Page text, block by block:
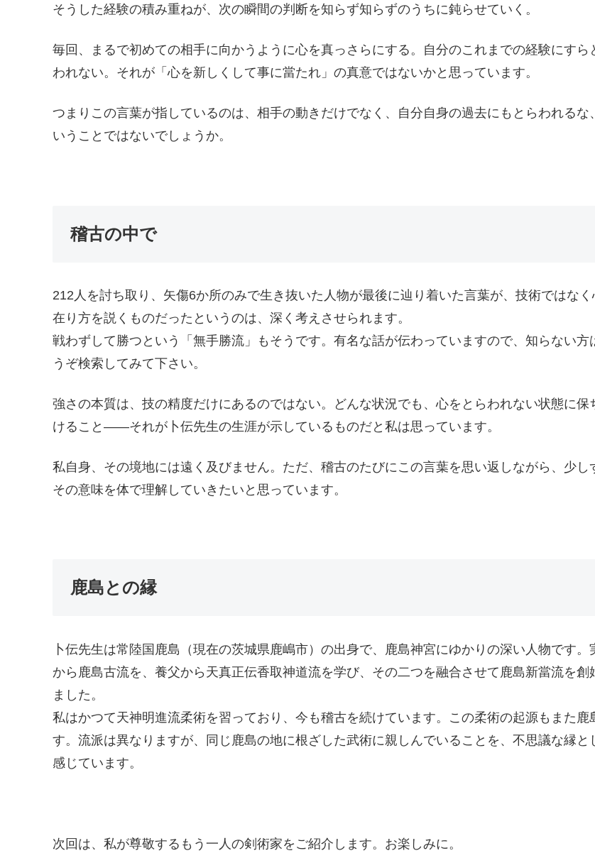
そうした経験の積み重ねが、次の瞬間の判断を知らず知らずのうちに鈍らせていく。
毎回、まるで初めての相手に向かうように心を真っさらにする。自分のこれまでの経験にすら
われない。それが「心を新しくして事に當たれ」の真意ではないかと思っています。
つまりこの言葉が指しているのは、相手の動きだけでなく、自分自身の過去にもとらわれるな
いうことではないでしょうか。
稽古の中で
212人を討ち取り、矢傷6か所のみで生き抜いた人物が最後に辿り着いた言葉が、技術ではなく
在り方を説くものだったというのは、深く考えさせられます。
戦わずして勝つという「無手勝流」もそうです。有名な話が伝わっていますので、知らない方
うぞ検索してみて下さい。
強さの本質は、技の精度だけにあるのではない。どんな状況でも、心をとらわれない状態に保
けること——それが卜伝先生の生涯が示しているものだと私は思っています。
私自身、その境地には遠く及びません。ただ、稽古のたびにこの言葉を思い返しながら、少し
その意味を体で理解していきたいと思っています。
鹿島との縁
卜伝先生は常陸国鹿島（現在の茨城県鹿嶋市）の出身で、鹿島神宮にゆかりの深い人物です。
から鹿島古流を、養父から天真正伝香取神道流を学び、その二つを融合させて鹿島新當流を創
ました。
私はかつて天神明進流柔術を習っており、今も稽古を続けています。この柔術の起源もまた鹿
す。流派は異なりますが、同じ鹿島の地に根ざした武術に親しんでいることを、不思議な縁と
感じています。
次回は、私が尊敬するもう一人の剣術家をご紹介します。お楽しみに。